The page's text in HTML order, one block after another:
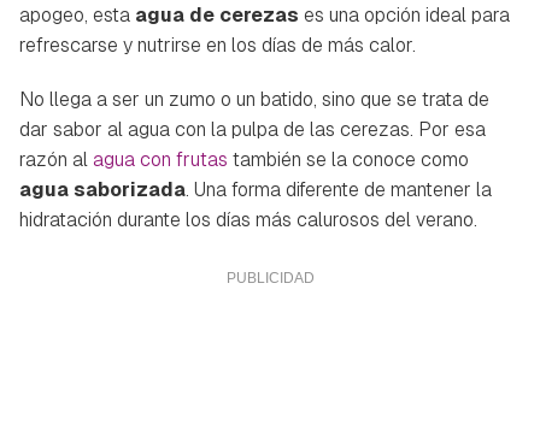
apogeo, esta agua de cerezas es una opción ideal para
refrescarse y nutrirse en los días de más calor.
No llega a ser un zumo o un batido, sino que se trata de
dar sabor al agua con la pulpa de las cerezas. Por esa
razón al agua con frutas también se la conoce como
agua saborizada. Una forma diferente de mantener la
hidratación durante los días más calurosos del verano.